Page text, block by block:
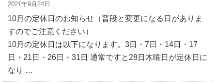
2021年9月24日
10月の定休日のお知らせ（普段と変更になる日がありま
すのでご注意ください）
10月の定休日は以下になります。3日・7日・14日・17
日・21日・26日・31日 通常ですと28日木曜日が定休日に
なり …